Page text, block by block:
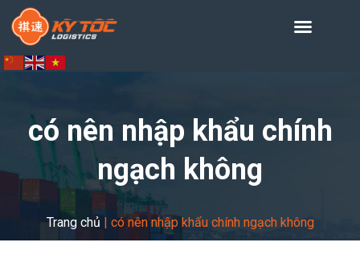
có nên nhập khẩu chính
ngạch không
Trang chủ | có nên nhập khẩu chính ngạch không